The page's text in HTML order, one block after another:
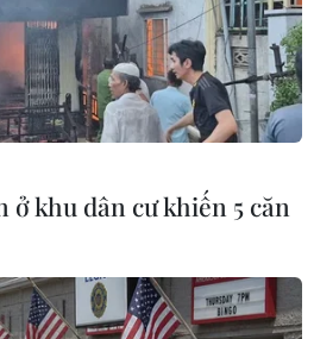
các khu đô thị mới cũng đã
xã hội như trường học,
vài nơi có rạp chiếu
ở khu dân cư khiến 5 căn